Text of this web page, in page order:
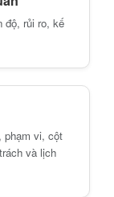
độ, rủi ro, kế
phạm vi, cột
và lịch